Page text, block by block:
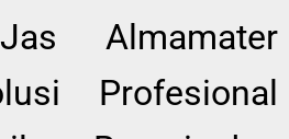
Almamater
Profesional